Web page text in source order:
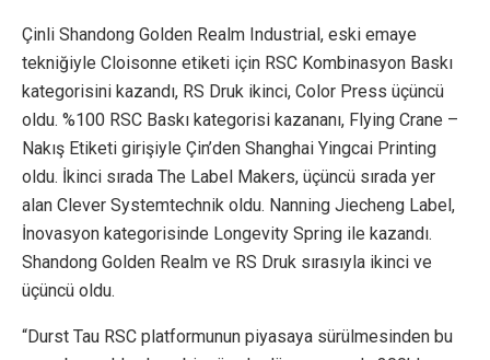
Çinli Shandong Golden Realm Industrial, eski emaye
tekniğiyle Cloisonne etiketi için RSC Kombinasyon Baskı
kategorisini kazandı, RS Druk ikinci, Color Press üçüncü
oldu. %100 RSC Baskı kategorisi kazananı, Flying Crane –
Nakış Etiketi girişiyle Çin’den Shanghai Yingcai Printing
oldu. İkinci sırada The Label Makers, üçüncü sırada yer
alan Clever Systemtechnik oldu. Nanning Jiecheng Label,
İnovasyon kategorisinde Longevity Spring ile kazandı.
Shandong Golden Realm ve RS Druk sırasıyla ikinci ve
üçüncü oldu.
“Durst Tau RSC platformunun piyasaya sürülmesinden bu